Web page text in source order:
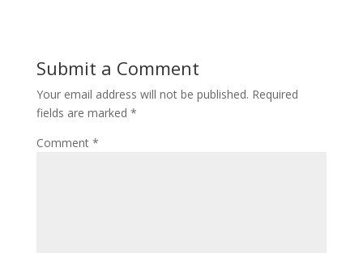
Submit a Comment
Your email address will not be published. Required
fields are marked *
Comment *